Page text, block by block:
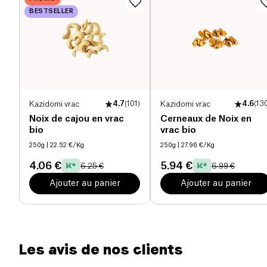
BESTSELLER
Kazidomi vrac 4.7(101 )
Noix de cajou en vrac
bio
250g | 22.52 €/Kg
4.06 € 6.25 €
Ajouter au panier
Kazidomi vrac 4.6(
Cerneaux de Noix en
vrac bio
250g | 27.96 €/Kg
5.94 € 6.99 €
Ajouter au panier
collation parfaite — croustillante, généreuse et
100% biologique.
Sel (g)
Les avis de nos clients